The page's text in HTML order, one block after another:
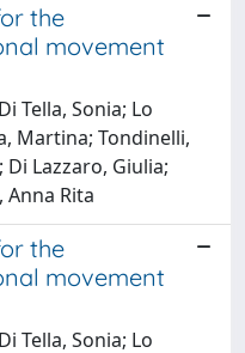
the
movement
Tella, Sonia; Lo
Martina; Tondinelli,
Di Lazzaro, Giulia;
Anna Rita
the
movement
Tella, Sonia; Lo